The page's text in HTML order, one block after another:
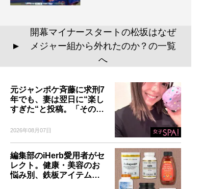
▲
開幕マイナースタートの松坂はなぜ
メジャー組から外れたのか？の一覧
へ
元ジャンポケ斉藤に求刑7
年でも、妻は翌日に“楽し
すぎた“と投稿。「その…
2026年08月07日
編集部のiHerb愛用者がセ
レクト。健康・美容のお
悩み別、鉄板アイテム…